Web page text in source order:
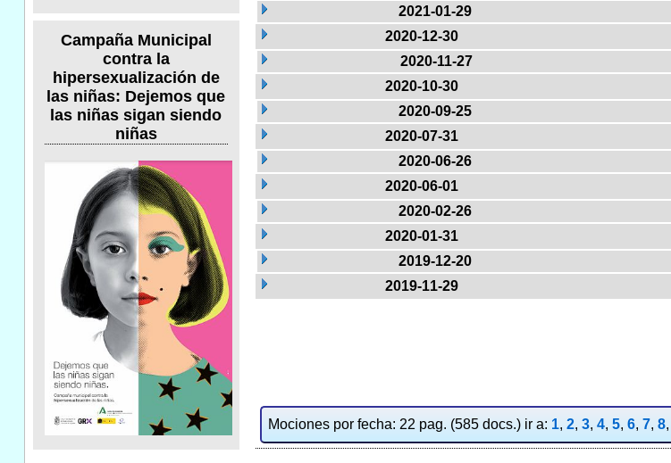
Campaña Municipal
contra la
hipersexualización de
las niñas: Dejemos que
las niñas sigan siendo
niñas
2021-01-29
2020-12-30
2020-11-27
2020-10-30
2020-09-25
2020-07-31
2020-06-26
2020-06-01
2020-02-26
2020-01-31
2019-12-20
2019-11-29
Mociones por fecha: 22 pag. (585 docs.) ir a: 1, 2, 3, 4, 5, 6, 7, 8,